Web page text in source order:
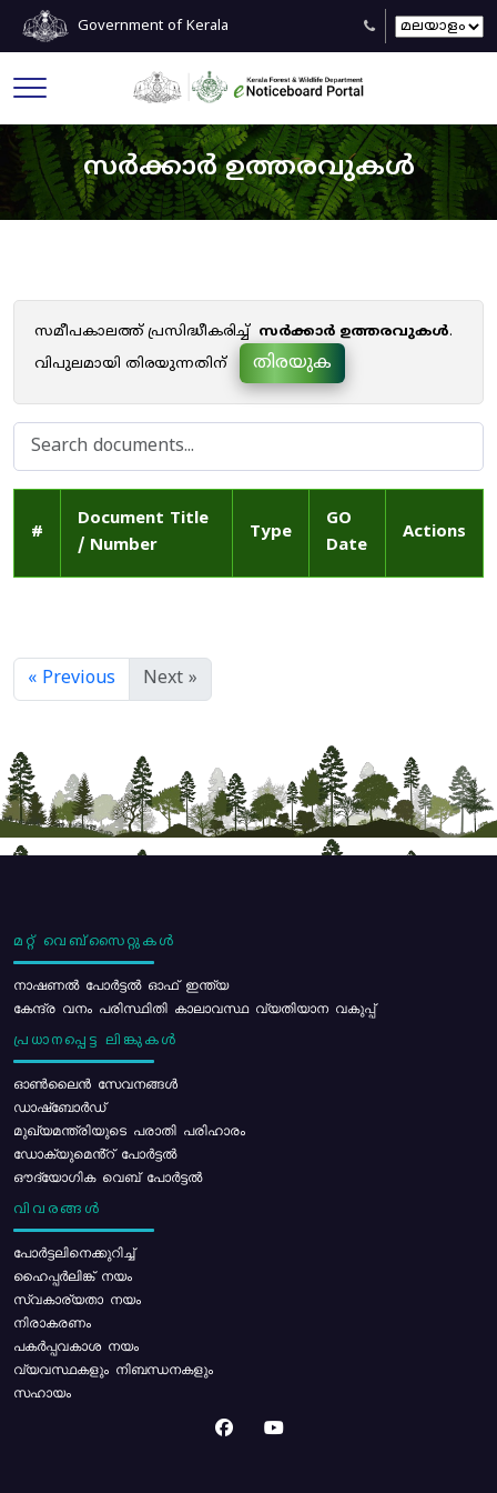
Government of Kerala
സർക്കാർ ഉത്തരവുകൾ
സമീപകാലത്ത് പ്രസിദ്ധീകരിച്ച് സർക്കാർ ഉത്തരവുകൾ.
വിപുലമായി തിരയുന്നതിന്
തിരയുക
#
Document Title
/ Number
Type
GO
Date
Actions
« Previous Next »
മറ്റ് വെബ്സൈറ്റുകൾ
നാഷണൽ പോർട്ടൽ ഓഫ് ഇന്ത്യ
കേന്ദ്ര വനം പരിസ്ഥിതി കാലാവസ്ഥ വ്യതിയാന വകുപ്പ്
പ്രധാനപ്പെട്ട ലിങ്കുകൾ
ഓൺലൈൻ സേവനങ്ങൾ
ഡാഷ്ബോർഡ്
മുഖ്യമന്ത്രിയുടെ പരാതി പരിഹാരം
ഡോക്യുമെൻ്റ് പോർട്ടൽ
ഔദ്യോഗിക വെബ് പോർട്ടൽ
വിവരങ്ങൾ
പോര്‍ട്ടലിനെക്കുറിച്ച്
ഹൈപ്പർലിങ്ക് നയം
സ്വകാര്യതാ നയം
നിരാകരണം
പകർപ്പവകാശ നയം
വ്യവസ്ഥകളും നിബന്ധനകളും
സഹായം